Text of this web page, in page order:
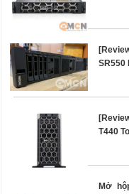
SR550
T440
Mở